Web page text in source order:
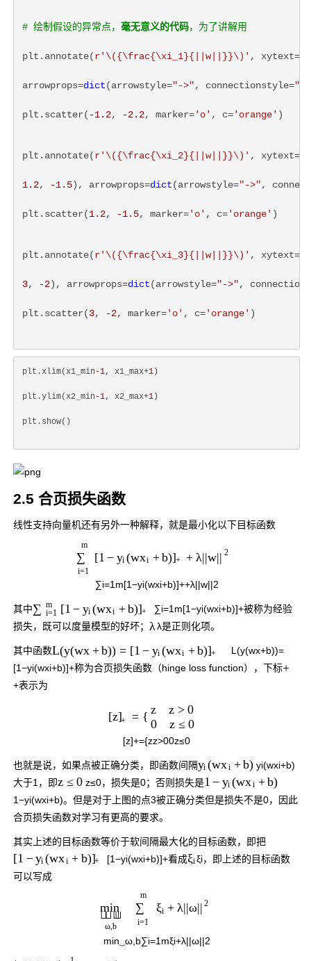
# 绘制假设的异常点， 毫无意义的代码，为了讲解用
plt.annotate(r' \({\frac{\xi_1}{||w||}}\) ' , xytext=(
arrowprops=dict(arrowstyle="->", connectionstyle=
plt.scatter( -1.2, -2.2, marker='o' , c='orange' )
plt.annotate(r' \({\frac{\xi_2}{||w||}}\) ' , xytext=(
1.2, -1.5), arrowprops=dict(arrowstyle="->",
plt.scatter(1.2, -1.5, marker='o' , c='orange' )
plt.annotate(r' \({\frac{\xi_3}{||w||}}\) ' , xytext=(
3, -2), arrowprops=dict(arrowstyle="->",
plt.scatter(3, -2, marker='o' , c='orange' )
plt.xlim(x1_min-1, x1_max+1 )
plt.ylim(x2_min-1, x2_max+1 )
plt.show()
2.5 合页损失函数
线性支持向量机还有另外一种解释，就是最小化以下目标函数
∑
i=1
m
[1 − yi (wxi +b)]+ + λ||w|| 2
∑i=1m[1−yi(wxi+b)]++λ||w||2
其中∑ m
i=1 [1 − yi (wxi +b)]+ ∑i=1m[1−yi(wxi+b)]+被称为经验
损失，既可以度量模型的好坏； λλ是正则化项。
其中函数L(y(wx +b)) = [1 − yi (wxi +b)]+ L(y(wx+b))=
[1−yi(wxi+b)]+称为合页损失函数（hinge loss function），下标+
+表示为
[z]+ = { z z > 0
0
z ≤ 0
[z]+={zz>00z≤0
也就是说，如果点被正确分类，即函数间隔yi (wxi +b) yi(wxi+b)
大于1，即z ≤ 0 z≤0，损失是0；否则损失是1 − yi (wxi +b)
1−yi(wxi+b)。但是对于上图的点3被正确分类但是损失不是0，因此
合页损失函数对学习有更高的要求。
其实上述的目标函数等价于软间隔最大化的目标函数，即把
[1 −yi (wxi + b)]+ [1−yi(wxi+b)]+看成ξiξi，即上述的目标函数
可以写成
min
 

ω, b
∑
i=1
m
ξi + λ||ω|| 2
min ω,b∑i=1mξi+λ||ω||2